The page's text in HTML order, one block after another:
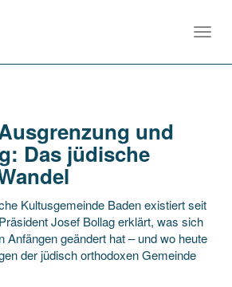
und
Das jüdische
Kultusgemeinde Baden existiert seit
Josef Bollag erklärt, was sich
Anfängen geändert hat – und wo heute
der jüdisch orthodoxen Gemeinde